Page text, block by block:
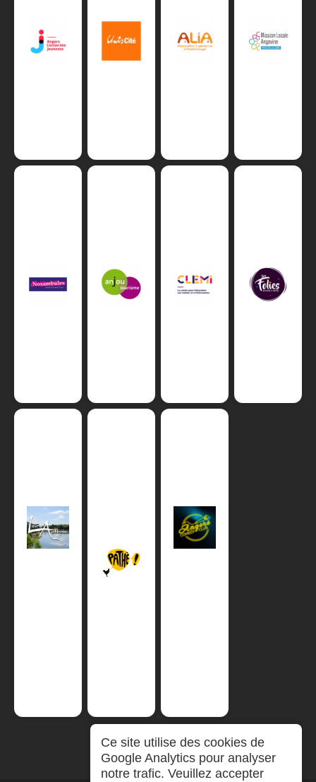
Ce site utilise des cookies de
Google Analytics pour analyser
notre trafic. Veuillez accepter